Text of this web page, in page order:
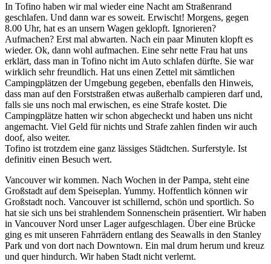
In Tofino haben wir mal wieder eine Nacht am Straßenrand
geschlafen. Und dann war es soweit. Erwischt! Morgens, gegen
8.00 Uhr, hat es an unsern Wagen geklopft. Ignorieren?
Aufmachen? Erst mal abwarten. Nach ein paar Minuten klopft es
wieder. Ok, dann wohl aufmachen. Eine sehr nette Frau hat uns
erklärt, dass man in Tofino nicht im Auto schlafen dürfte. Sie war
wirklich sehr freundlich. Hat uns einen Zettel mit sämtlichen
Campingplätzen der Umgebung gegeben, ebenfalls den Hinweis,
dass man auf den Forststraßen etwas außerhalb campieren darf und,
falls sie uns noch mal erwischen, es eine Strafe kostet. Die
Campingplätze hatten wir schon abgecheckt und haben uns nicht
angemacht. Viel Geld für nichts und Strafe zahlen finden wir auch
doof, also weiter.
Tofino ist trotzdem eine ganz lässiges Städtchen. Surferstyle. Ist
definitiv einen Besuch wert.
Vancouver wir kommen. Nach Wochen in der Pampa, steht eine
Großstadt auf dem Speiseplan. Yummy. Hoffentlich können wir
Großstadt noch. Vancouver ist schillernd, schön und sportlich. So
hat sie sich uns bei strahlendem Sonnenschein präsentiert. Wir haben
in Vancouver Nord unser Lager aufgeschlagen. Über eine Brücke
ging es mit unseren Fahrrädern entlang des Seawalls in den Stanley
Park und von dort nach Downtown. Ein mal drum herum und kreuz
und quer hindurch. Wir haben Stadt nicht verlernt.